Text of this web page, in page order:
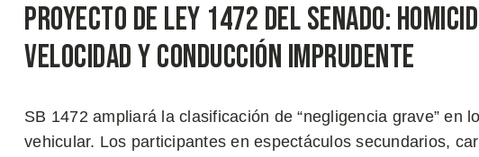
Proyecto de Ley 1472 del Senado:
Velocidad y Conducción Imprudente
SB 1472 ampliará la clasificación de “negligencia grave” en
vehicular. Los participantes en espectáculos secundarios,